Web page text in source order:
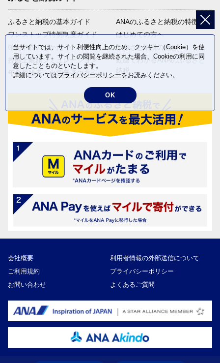
ふるさと納税の基本ガイド
ワンストップ特例制度ガイド
確定申告のしかた
控除上限額シミュレーション
年金受給者・自営業者の方へ
ANAのふるさと納税の特徴
はじめての方へ
ふるさと納税の流れ
動画でわかるANAのふるさと
会社概要
利用者情報の外部送信について
ご利用規約
プライバシーポリシー
お問い合わせ
よくあるご質問
当サイトでは、サイト利便性向上のため、クッキー（Cookie）を使
用しています。サイトの閲覧を継続された場合、Cookieの利用に同
意したことものといたします。
詳細についてはプライバシーポリシーをお読みください。
OK